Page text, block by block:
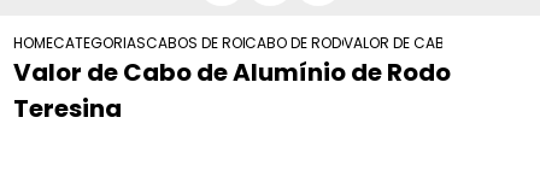
HOMECATEGORIASCABOS DE RODO DE ALUMINIO
CABO DE RODO DE ALUMINIO
VALOR DE CABO DE
Valor de Cabo de Alumínio de Rodo
Teresina